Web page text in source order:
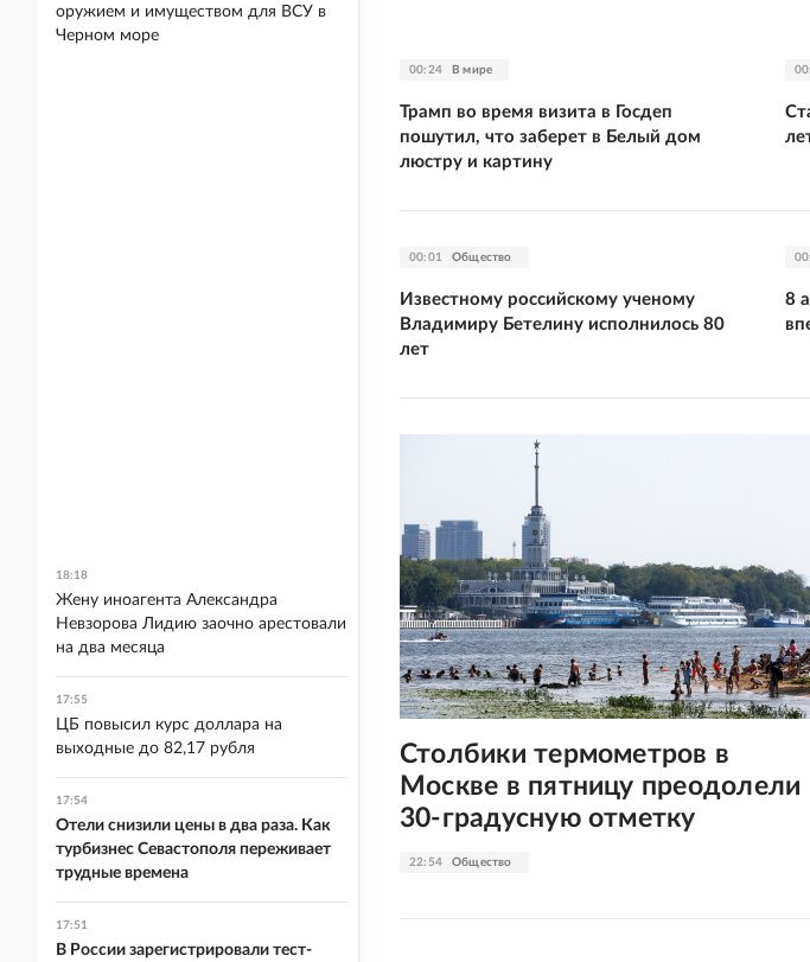
00:24 В мире
Трамп во время визита в Госдеп
пошутил, что заберет в Белый дом
люстру и картину
00:01 Общество
Известному российскому ученому
Владимиру Бетелину исполнилось 80
лет
8
22:54 Общество
Столбики термометров в
Москве в пятницу преодолели
30-градусную отметку
оружием и имуществом для ВСУ в
Черном море
18:18
Жену иноагента Александра
Невзорова Лидию заочно арестовали
на два месяца
17:55
ЦБ повысил курс доллара на
выходные до 82,17 рубля
17:54
Отели снизили цены в два раза. Как
турбизнес Севастополя переживает
трудные времена
17:51
В России зарегистрировали тест-